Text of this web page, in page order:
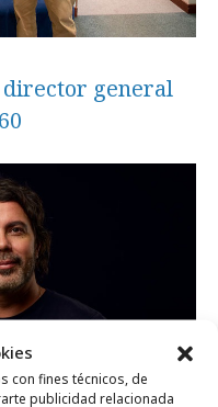
con fines técnicos, de
publicidad relacionada
general